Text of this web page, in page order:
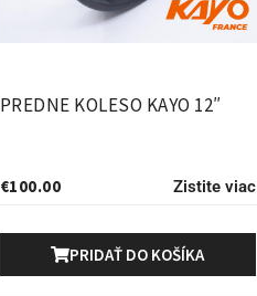
PREDNE KOLESO KAYO 12″
€100.00 Zistite viac
PRIDAŤ DO KOŠÍKA